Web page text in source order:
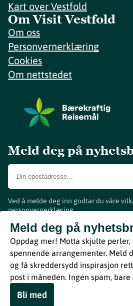
Kino på Biorama: The Running Man
Kart over Vestfold
Om Visit Vestfold
Om oss
Personvernerklæring
Cookies
Om nettstedet
Meld deg på
Ved å melde deg inn godtar du våre
personvernerklæring.
Meld deg på
Oppdag mer! Motta skjulte perler,
spennende arrangementer. Meld
og få skreddersydd inspirasjon
post i måneden. Ingen spam,
Bli med
www.visitvestfold.com
Turistinformasjon
Vestfold Fylkeskommune
ByBreakfast